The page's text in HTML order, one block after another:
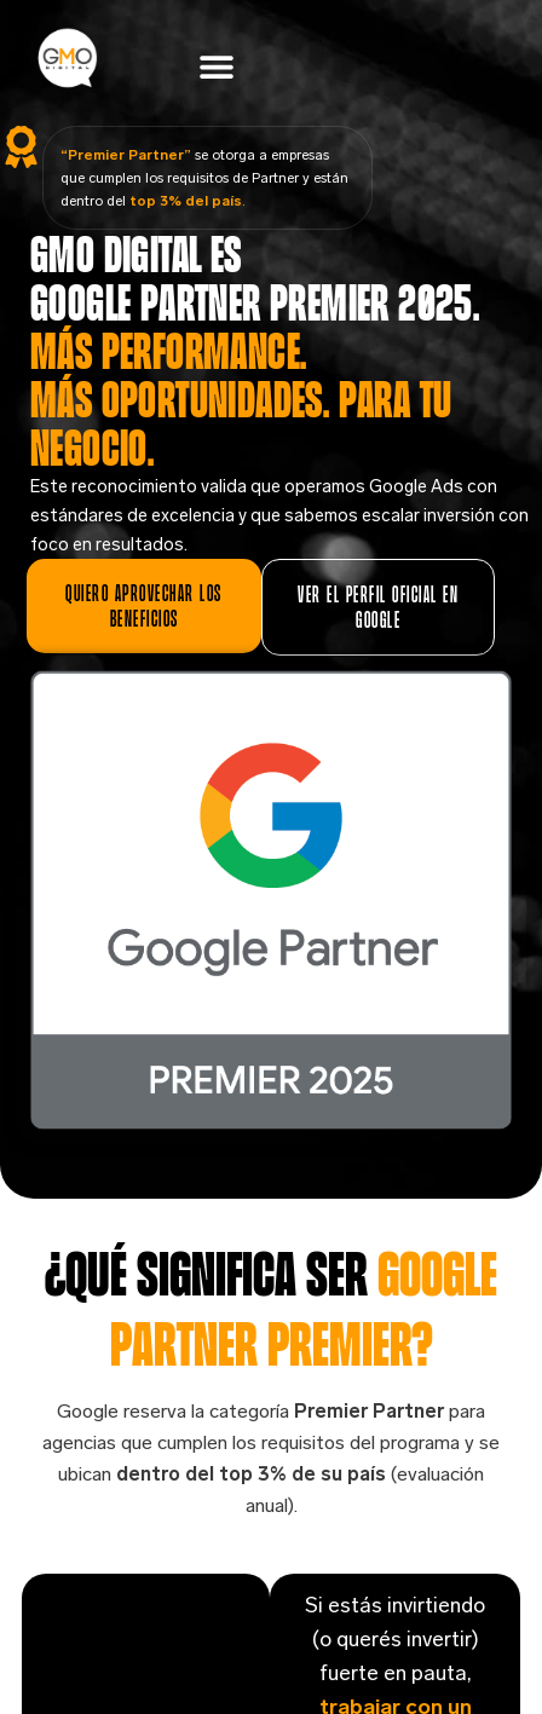
contenido
“Premier Partner” se otorga a empresas
que cumplen los requisitos de Partner y están
dentro del top 3% del país
GMO Digital es
Google Partner Premier 2025.
Más performance.
Más oportunidades. Para tu
negocio.
Este reconocimiento valida que operamos Google Ads con
estándares de excelencia y que sabemos escalar inversión con
foco en resultados.
Quiero aprovechar los
beneficios
Ver el perfil oficial en
Google
¿QUÉ SIGNIFICA SERGOOGLE
PARTNER PREMIER?
Google reserva la categoría Premier Partnerpara
agencias que cumplen los requisitos del programa y se
ubican dentro del top 3% de su país (evaluación
anual).
Si estás invirtiendo
(o querés invertir)
fuerte en pauta,
trabajar con un